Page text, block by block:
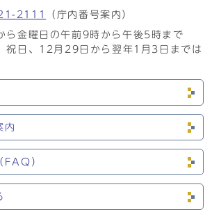
2111
（庁内番号案内）
ら金曜日の午前9時から午後5時まで
祝日、12月29日から翌年1月3日までは
内
FAQ）